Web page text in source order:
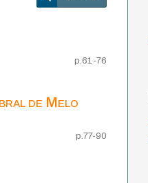
p.61-76
de Melo
p.77-90